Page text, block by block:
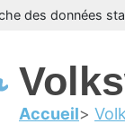
des données
Accueil